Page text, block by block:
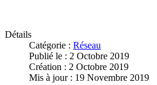
Détails
Catégorie : Réseau
Publié le : 2 Octobre 2019
Création : 2 Octobre 2019
Mis à jour : 19 Novembre 2019